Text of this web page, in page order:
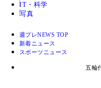
IT・科学
写真
週プレNEWS TOP
新着ニュース
スポーツニュース
五輪